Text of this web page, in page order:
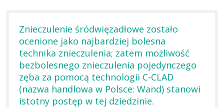
Znieczulenie śródwięzadłowe zostało
ocenione jako najbardziej bolesna
technika znieczulenia; zatem możliwość
bezbolesnego znieczulenia pojedynczego
zęba za pomocą technologii C-CLAD
(nazwa handlowa w Polsce: Wand) stanowi
istotny postęp w tej dziedzinie.